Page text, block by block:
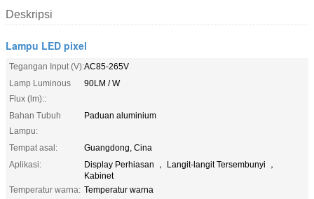
Deskripsi
Lampu LED pixel
Tegangan Input (V):AC85-265V
Lamp Luminous
Flux (lm)::
90LM / W
Bahan Tubuh
Lampu:
Paduan aluminium
Tempat asal:
Guangdong, Cina
Aplikasi:
Display Perhiasan ， Langit-langit Tersembunyi ，
Kabinet
Temperatur warna: Temperatur warna